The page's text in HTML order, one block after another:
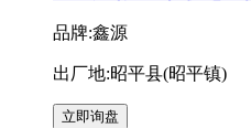
品牌:鑫源
出厂地:昭平县(昭平镇)